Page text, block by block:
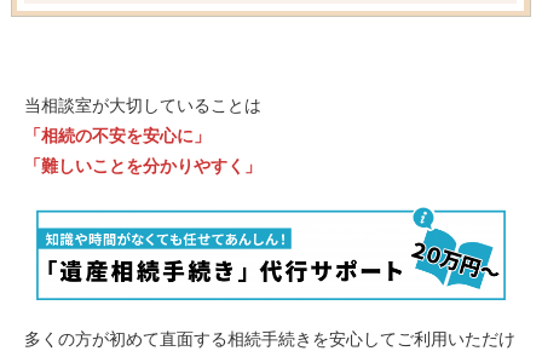
当相談室が大切していることは
「相続の不安を安心に」
「難しいことを分かりやすく」
多くの方が初めて直面する相続手続きを安心してご利用いただけ